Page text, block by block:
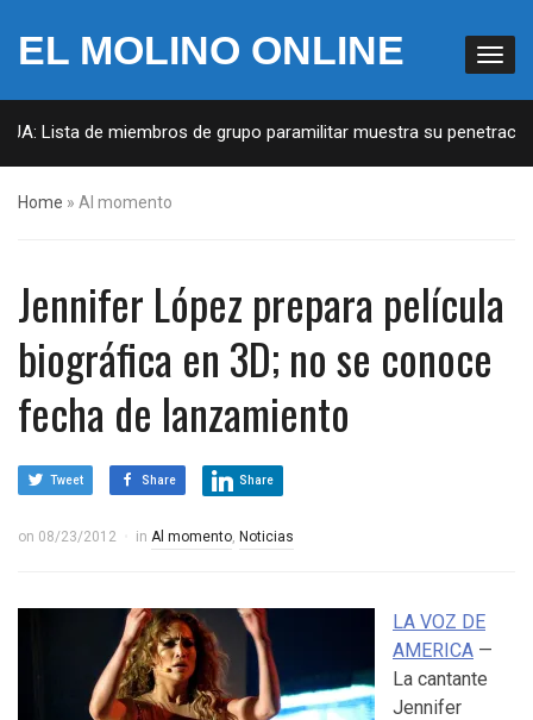
EL MOLINO ONLINE
Lista de miembros de grupo paramilitar muestra su penetración
Home » Al momento
Jennifer López prepara película
biográfica en 3D; no se conoce
fecha de lanzamiento
Tweet Share Share
on 08/23/2012 in Al momento, Noticias
LA VOZ DE
AMERICA —
La cantante
Jennifer